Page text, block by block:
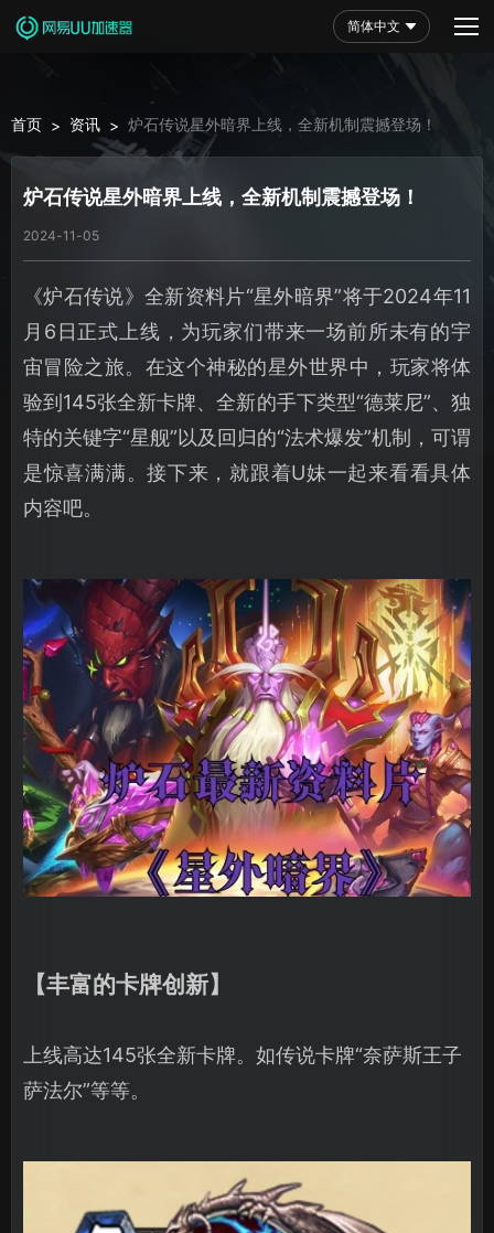
简体中文
首页 > 资讯 > 炉石传说星外暗界上线，全新机制震撼登场！
炉石传说星外暗界上线，全新机制震撼登场！
2024-11-05
《炉石传说》全新资料片“星外暗界”将于2024年11
月6日正式上线，为玩家们带来一场前所未有的宇
宙冒险之旅。在这个神秘的星外世界中，玩家将体
验到145张全新卡牌、全新的手下类型“德莱尼”、独
特的关键字“星舰”以及回归的“法术爆发”机制，可谓
是惊喜满满。接下来，就跟着U妹一起来看看具体
内容吧。
【丰富的卡牌创新】
上线高达145张全新卡牌。如传说卡牌“奈萨斯王子
萨法尔”等等。